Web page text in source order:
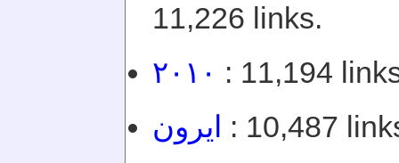
11,226 links.
۲۰۱۰ : 11,194
ایرون : 10,487